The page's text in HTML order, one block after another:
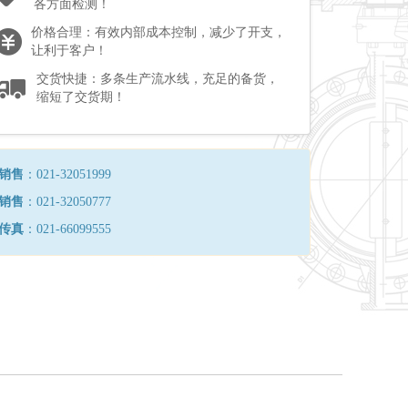
各方面检测！
价格合理：有效内部成本控制，减少了开支，
让利于客户！
交货快捷：多条生产流水线，充足的备货，
缩短了交货期！
售 ：021-32051999
售 ：021-32050777
真 ：021-66099555